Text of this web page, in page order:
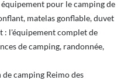
pour le camping de
matelas gonflable, duvet
: l'équipement complet de
de camping, randonnée,
camping Reimo des